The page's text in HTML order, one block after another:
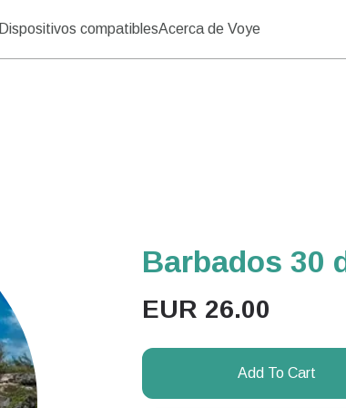
Dispositivos compatiblesAcerca de Voye
Barbados 30
EUR 26.00
Add To Cart